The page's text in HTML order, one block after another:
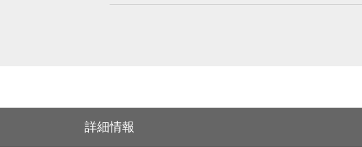
詳細情報